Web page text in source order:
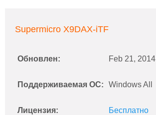
Supermicro X9DAX-iTF
Обновлен: Feb 21, 2014
Поддерживаемая ОС: Windows All
Лицензия: Бесплатно